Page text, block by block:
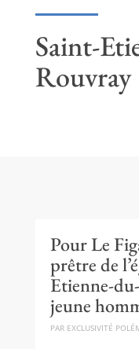
Saint-
Rouvray
Pour Le
prêtre de
Etienne-
jeune
PAR EXCLUSIVITÉ